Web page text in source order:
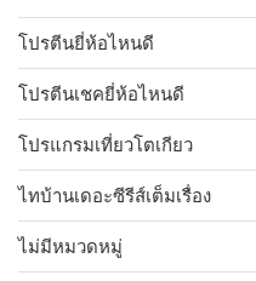
โปรตีนยี่ห้อไหนดี
โปรตีนเชคยี่ห้อไหนดี
โปรแกรมเที่ยวโตเกียว
ไทบ้านเดอะซีรีส์เต็มเรื่อง
ไม่มีหมวดหมู่